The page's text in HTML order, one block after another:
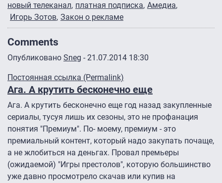
новый телеканал платная подписка Амедиа
Игорь Зотов Закон о рекламе
Comments
Опубликовано Sneg - 21.07.2014 18:30
Постоянная ссылка (Permalink)
Ага. А крутить бесконечно еще
Ага. А крутить бесконечно еще год назад закупленные
сериалы, тусуя лишь их сезоны, это не профанация
понятия "Премиум". По- моему, премиум - это
премиальный контент, который надо закупать почаще,
а не жлобиться на деньгах. Провал премьеры
(ожидаемой) "Игры престолов", которую большинство
уже давно просмотрело скачав или купив на